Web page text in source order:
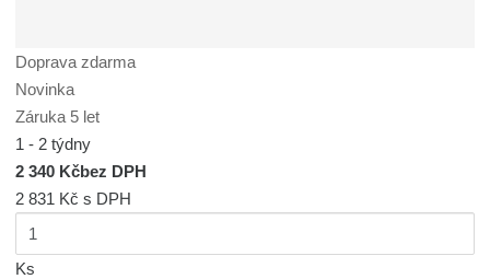
Doprava zdarma
Novinka
Záruka 5 let
1 - 2 týdny
2 340 Kčbez DPH
2 831 Kčs DPH
Ks